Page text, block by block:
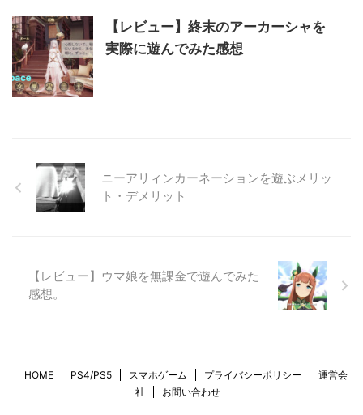
【レビュー】終末のアーカーシャを
実際に遊んでみた感想
ニーアリィンカーネーションを遊ぶメリッ
ト・デメリット
【レビュー】ウマ娘を無課金で遊んでみた
感想。
HOME PS4/PS5 スマホゲーム プライバシーポリシー
運営会
社
お問い合わせ